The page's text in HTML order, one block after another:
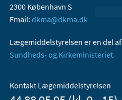
2300 København S
Email: dkma@dkma.dk
Lægemiddelstyrelsen er en del af
Sundheds- og Kirkeministeriet.
Kontakt Lægemiddelstyrelsen